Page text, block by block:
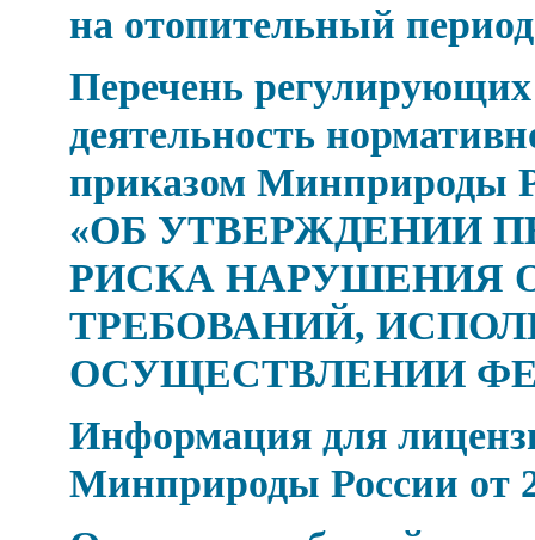
на отопительный
Перечень
деятельность
приказом Минприроды
«ОБ УТВЕРЖДЕНИИ
РИСКА НАРУШЕНИЯ
ТРЕБОВАНИЙ,
ОСУЩЕСТВЛЕНИИ
Информация для
Минприроды России от